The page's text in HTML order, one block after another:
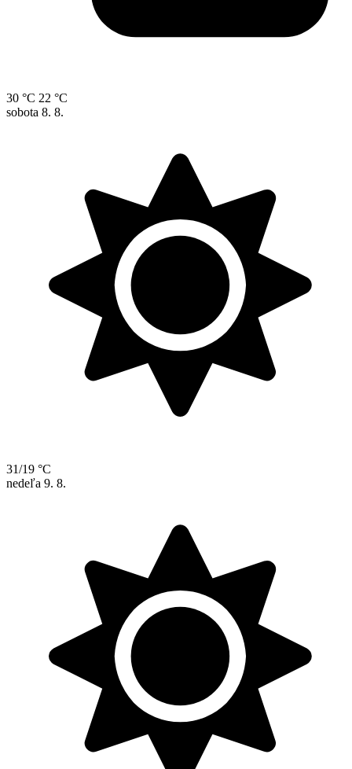
30 °C 22 °C
sobota 8. 8.
31/19 °C
nedeľa 9. 8.